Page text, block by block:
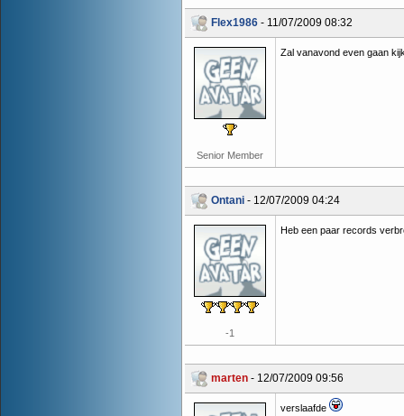
Flex1986 - 11/07/2009 08:32
Senior Member
Zal vanavond even gaan
Ontani - 12/07/2009 04:24
-1
Heb een paar records
marten - 12/07/2009 09:56
verslaafde